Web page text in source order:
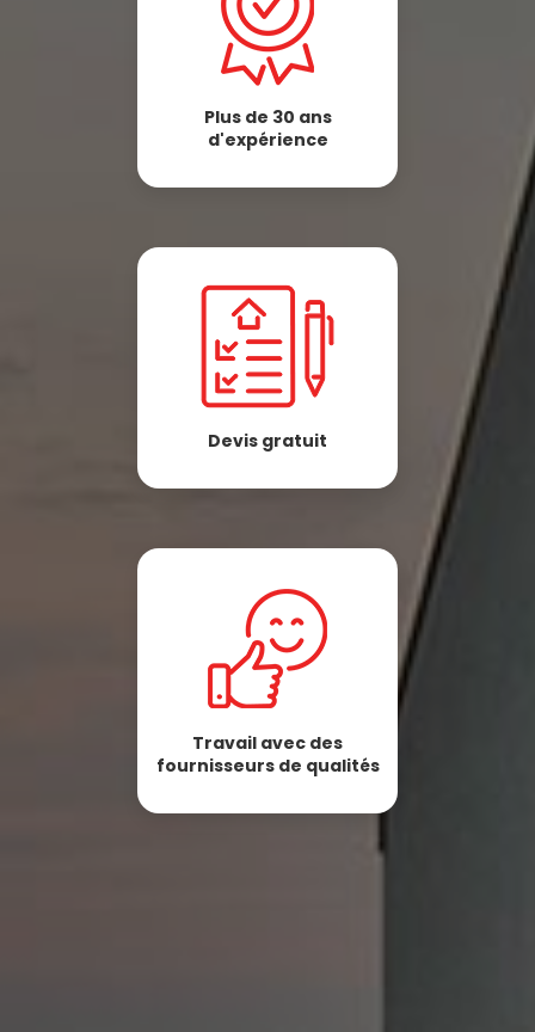
Plus de 30 ans
d'expérience
Devis gratuit
Travail avec des
fournisseurs de qualités